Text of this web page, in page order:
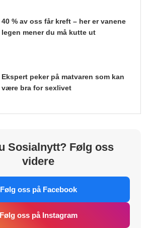
40 % av oss får kreft – her er vanene
legen mener du må kutte ut
Ekspert peker på matvaren som kan
være bra for sexlivet
Sosialnytt? Følg oss
videre
Følg oss på Facebook
Følg oss på Instagram